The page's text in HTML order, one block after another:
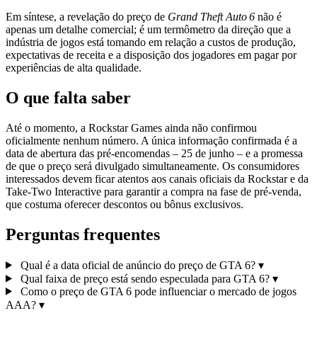
Em síntese, a revelação do preço de Grand Theft Auto 6 não é
apenas um detalhe comercial; é um termômetro da direção que a
indústria de jogos está tomando em relação a custos de produção,
expectativas de receita e a disposição dos jogadores em pagar por
experiências de alta qualidade.
O que falta saber
Até o momento, a Rockstar Games ainda não confirmou
oficialmente nenhum número. A única informação confirmada é a
data de abertura das pré‑encomendas – 25 de junho – e a promessa
de que o preço será divulgado simultaneamente. Os consumidores
interessados devem ficar atentos aos canais oficiais da Rockstar e da
Take‑Two Interactive para garantir a compra na fase de pré‑venda,
que costuma oferecer descontos ou bônus exclusivos.
Perguntas frequentes
Qual é a data oficial de anúncio do preço de GTA 6? ▾
Qual faixa de preço está sendo especulada para GTA 6? ▾
Como o preço de GTA 6 pode influenciar o mercado de jogos
AAA? ▾